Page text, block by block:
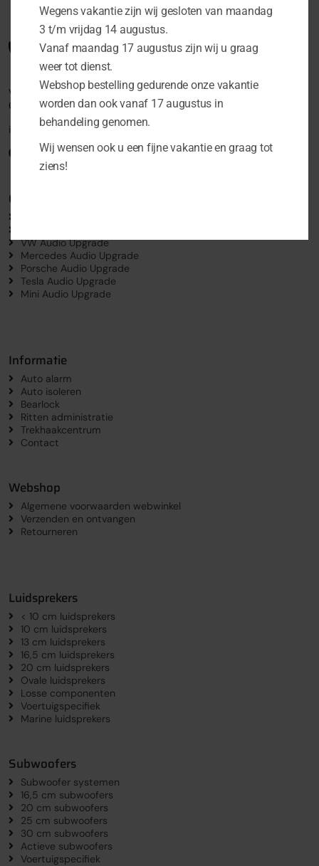
Vlamoven 15
6826 TM Arnhem
info@schutcarsystems.nl
Car Audio Upgrades
VW Audio Upgrade
Mercedes Audio Upgrade
Porsche Audio Upgrade
Tesla Audio Upgrade
Mini Audio Upgrade
Informatie
Auto alarm
Auto isoleren
Bearlock
Ritten administratie
Trekhaakcentrum
Contact
Webshop
Algemene voorwaarden webwinkel
Verzenden en ontvangen
Retourneren
Luidsprekers
< 10 cm luidsprekers
10 cm luidsprekers
13 cm luidsprekers
16,5 cm luidsprekers
20 cm luidsprekers
Ovale luidsprekers
Losse componenten
Voertuigspecifiek
Marine luidsprekers
Subwoofers
Subwoofer systemen
16,5 cm subwoofers
20 cm subwoofers
25 cm subwoofers
30 cm subwoofers
Actieve subwoofers
Voertuigspecifiek
Wegens vakantie zijn wij gesloten van maandag
3 t/m vrijdag 14 augustus.
Vanaf maandag 17 augustus zijn wij u graag
weer tot dienst.
Webshop bestelling gedurende onze vakantie
worden dan ook vanaf 17 augustus in
behandeling genomen.
Wij wensen ook u een fijne vakantie en graag tot
ziens!